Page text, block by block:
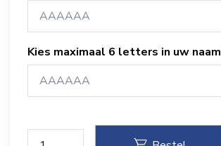
Kies maximaal 6 letters in uw naam